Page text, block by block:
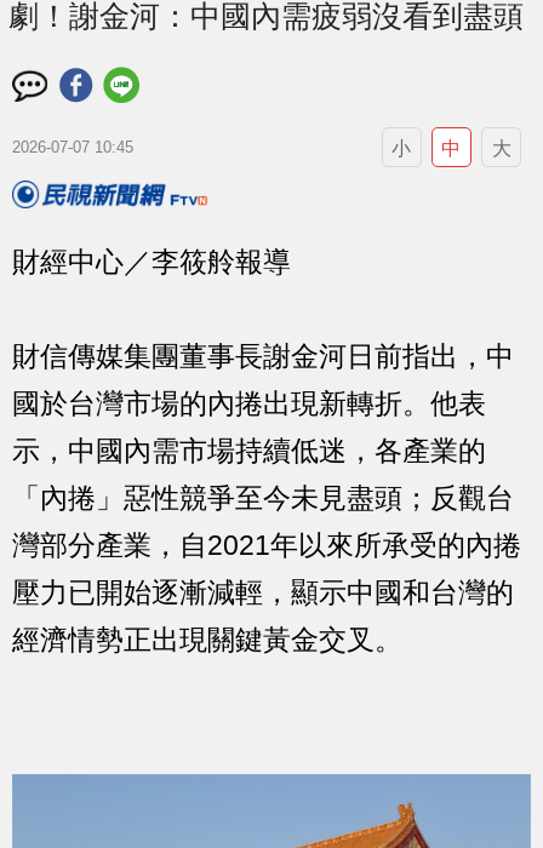
劇！謝金河：中國內需疲弱沒看到盡頭
2026-07-07 10:45 小 中 大
財經中心／李筱舲報導
財信傳媒集團董事長謝金河日前指出，中
國於台灣市場的內捲出現新轉折。他表
示，中國內需市場持續低迷，各產業的
「內捲」惡性競爭至今未見盡頭；反觀台
灣部分產業，自2021年以來所承受的內捲
壓力已開始逐漸減輕，顯示中國和台灣的
經濟情勢正出現關鍵黃金交叉。